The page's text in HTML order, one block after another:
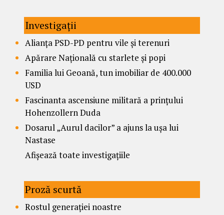
Investigații
Alianța PSD-PD pentru vile și terenuri
Apărare Națională cu starlete și popi
Familia lui Geoană, tun imobiliar de 400.000
USD
Fascinanta ascensiune militară a prințului
Hohenzollern Duda
Dosarul „Aurul dacilor” a ajuns la ușa lui
Nastase
Afișează toate investigațiile
Proză scurtă
Rostul generației noastre